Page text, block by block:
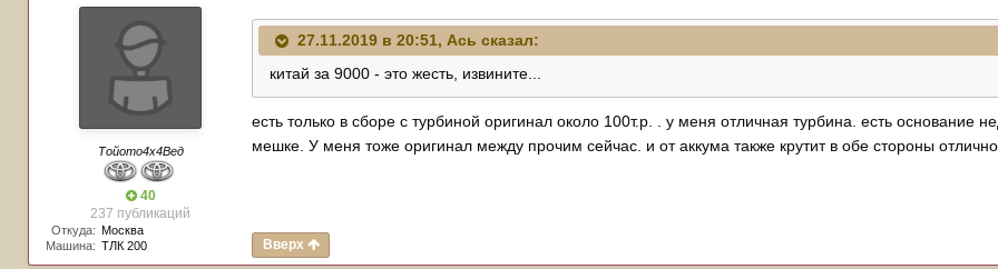
Тойото4х4Вед
40
237 публикаций
Откуда: Москва
Машина: ТЛК 200
27.11.2019 в 20:51, Ась сказал:
китай за 9000 - это жесть, извините...
есть только в сборе с турбиной оригинал около 100т.р. . у меня отличная турбина. есть основание
мешке. У меня тоже оригинал между прочим сейчас. и от аккума также крутит в обе стороны
Вверх